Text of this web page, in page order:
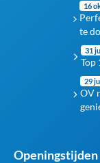
16
te
31
Top
29
OV
Openingstijden